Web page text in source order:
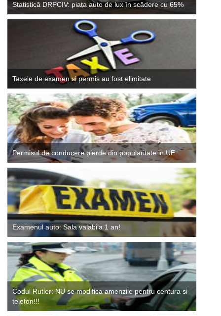
Statistică DRPCIV: piața auto de lux în scădere cu 65%
Taxele de examen si permis au fost elimitate
Permisul de conducere pierde din popularitate in UE
Examenul auto: Sala valabila 1 an!
Codul Rutier: NU se modifica amenzile pentru centura si
telefon!!!